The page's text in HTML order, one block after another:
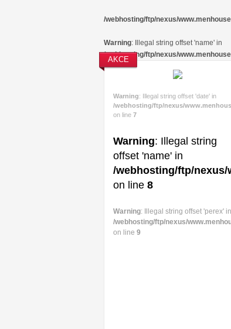
/webhosting/ftp/nexus/
Warning: Illegal string offset 'name' in
/webhosting/ftp/nexus/
AKCE
Warning: Illegal string offset 'date' in
/webhosting/ftp/nexus/
on line 7
Warning: Illegal string
offset 'name' in
/webhosting/ftp/nexus/
on line 8
Warning: Illegal string offset 'perex' in
/webhosting/ftp/nexus/
on line 9